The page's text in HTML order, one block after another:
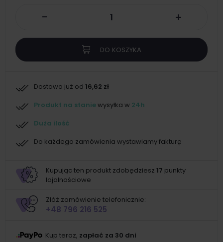
- +
DO KOSZYKA
Dostawa już od 16,62 zł
Produkt na staniewysyłka w 24h
Duża ilość
Do każdego zamówienia wystawiamy fakturę
Kupując ten produkt zdobędziesz 17 punkty
lojalnościowe
Złóż zamówienie telefonicznie:
+48 796 216 525
Kup teraz, zapłać za 30 dni